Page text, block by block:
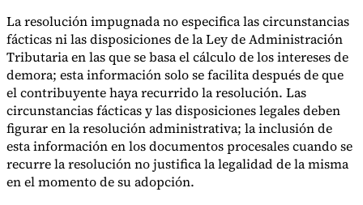
La resolución impugnada no especifica las circunstancias
fácticas ni las disposiciones de la Ley de Administración
Tributaria en las que se basa el cálculo de los intereses de
demora; esta información solo se facilita después de que
el contribuyente haya recurrido la resolución. Las
circunstancias fácticas y las disposiciones legales deben
figurar en la resolución administrativa; la inclusión de
esta información en los documentos procesales cuando se
recurre la resolución no justifica la legalidad de la misma
en el momento de su adopción.